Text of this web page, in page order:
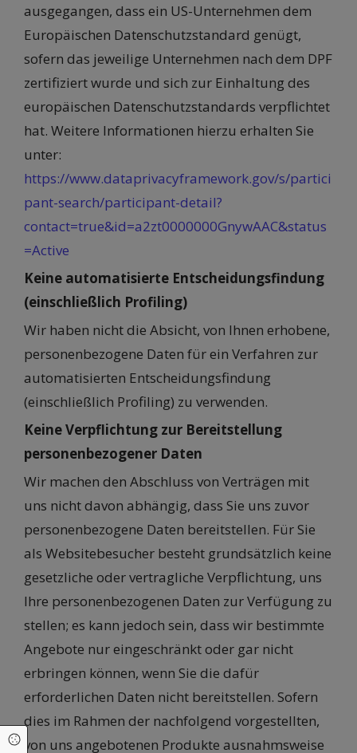
ausgegangen, dass ein US-Unternehmen dem
Europäischen Datenschutzstandard genügt,
sofern das jeweilige Unternehmen nach dem DPF
zertifiziert wurde und sich zur Einhaltung des
europäischen Datenschutzstandards verpflichtet
hat. Weitere Informationen hierzu erhalten Sie
unter:
https://www.dataprivacyframework.gov/s/partici
pant-search/participant-detail?
contact=true&id=a2zt0000000GnywAAC&status
=Active
Keine automatisierte Entscheidungsfindung
(einschließlich Profiling)
Wir haben nicht die Absicht, von Ihnen erhobene,
personenbezogene Daten für ein Verfahren zur
automatisierten Entscheidungsfindung
(einschließlich Profiling) zu verwenden.
Keine Verpflichtung zur Bereitstellung
personenbezogener Daten
Wir machen den Abschluss von Verträgen mit
uns nicht davon abhängig, dass Sie uns zuvor
personenbezogene Daten bereitstellen. Für Sie
als Websitebesucher besteht grundsätzlich keine
gesetzliche oder vertragliche Verpflichtung, uns
Ihre personenbezogenen Daten zur Verfügung zu
stellen; es kann jedoch sein, dass wir bestimmte
Angebote nur eingeschränkt oder gar nicht
erbringen können, wenn Sie die dafür
erforderlichen Daten nicht bereitstellen. Sofern
dies im Rahmen der nachfolgend vorgestellten,
von uns angebotenen Produkte ausnahmsweise
Cookie Einstellungen